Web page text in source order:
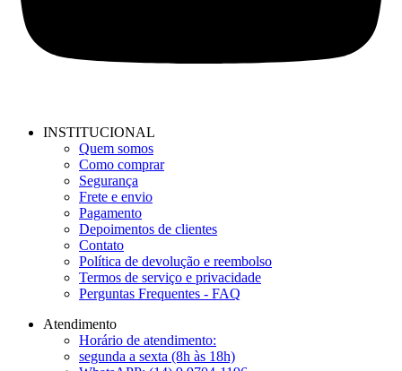
INSTITUCIONAL
Quem somos
Como comprar
Segurança
Frete e envio
Pagamento
Depoimentos de clientes
Contato
Política de devolução e reembolso
Termos de serviço e privacidade
Perguntas Frequentes - FAQ
Atendimento
Horário de atendimento:
segunda a sexta (8h às 18h)